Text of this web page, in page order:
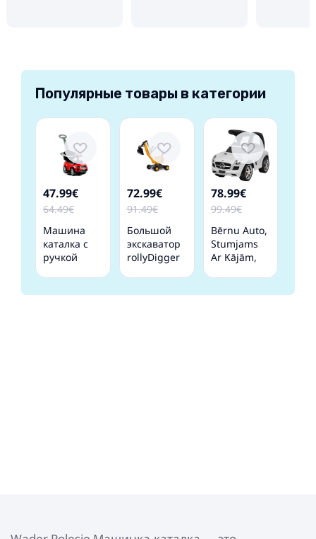
Популярные товары в категории
47.99€
64.49€
Машина
каталка с
ручкой
72.99€
91.49€
Большой
экскаватор
rollyDigger
Германия
78.99€
99.49€
Bērnu Auto,
Stumjams
Ar Kājām,